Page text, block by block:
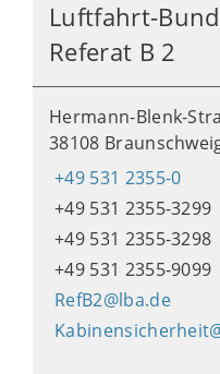
Luftfahrt-
Referat B 2
Hermann-Blenk-
38108
+49 531 2355-0
+49 531 2355-3299
+49 531 2355-3298
+49 531 2355-9099
RefB2@lba.de